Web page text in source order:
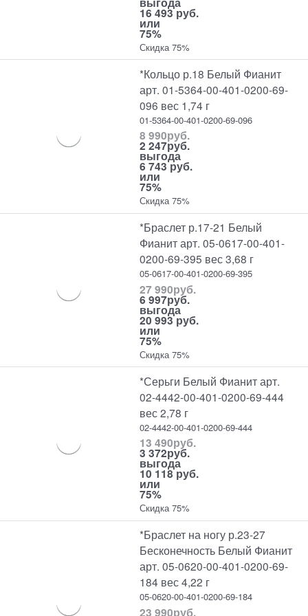
16 493 руб.
или
75%
Скидка 75%
*Кольцо р.18 Белый Фианит
арт. 01-5364-00-401-0200-69-
096 вес 1,74 г
01-5364-00-401-0200-69-096
8 990руб.
2 247руб.
выгода
6 743 руб.
или
75%
Скидка 75%
*Браслет р.17-21 Белый
Фианит арт. 05-0617-00-401-
0200-69-395 вес 3,68 г
05-0617-00-401-0200-69-395
27 990руб.
6 997руб.
выгода
20 993 руб.
или
75%
Скидка 75%
*Серьги Белый Фианит арт.
02-4442-00-401-0200-69-444
вес 2,78 г
02-4442-00-401-0200-69-444
13 490руб.
3 372руб.
выгода
10 118 руб.
или
75%
Скидка 75%
*Браслет на ногу р.23-27
Бесконечность Белый Фианит
арт. 05-0620-00-401-0200-69-
184 вес 4,22 г
05-0620-00-401-0200-69-184
23 990руб.